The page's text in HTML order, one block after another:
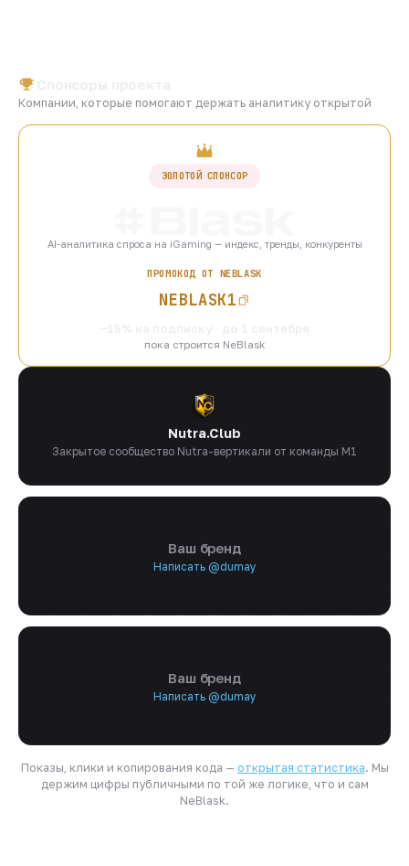
Компании, которые помогают держать аналитику открытой
ЗОЛОТОЙ СПОНСОР
AI-аналитика спроса на iGaming — индекс, тренды, конкуренты
ПРОМОКОД ОТ NEBLASK
NEBLASK1
пока строится NeBlask
Nutra.Club
Закрытое сообщество Nutra-вертикали от команды M1
Ваш бренд
Написать @dumay
Ваш бренд
Написать @dumay
Показы, клики и копирования кода — открытая статистика. Мы
держим цифры публичными по той же логике, что и сам
NeBlask.